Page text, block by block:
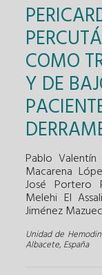
COMO
Y DE
Pablo
Macarena
José Portero
Melehi El
Jiménez
Unidad de
Albacete, España